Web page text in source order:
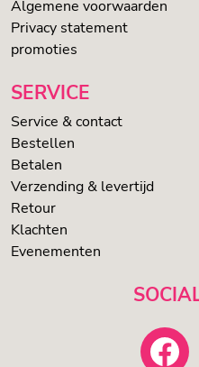
Algemene voorwaarden
Privacy statement
promoties
SERVICE
Service & contact
Bestellen
Betalen
Verzending & levertijd
Retour
Klachten
Evenementen